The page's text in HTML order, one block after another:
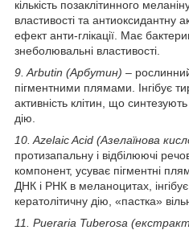
кількість позаклітинного
властивості та антиоксидантну
ефект анти-глікації. Має
знеболювальні властивості.
9. Arbutin (Арбутин) –
пігментними плямами. Інгібує
активність клітин, що
дію.
10. Azelaic Acid (Азелаїнова
протизапальну і відбілюючі
компонент, усуває пігментні
ДНК і РНК в меланоцитах,
кератолітичну дію, «пастка»
11. Pueraria Tuberosa